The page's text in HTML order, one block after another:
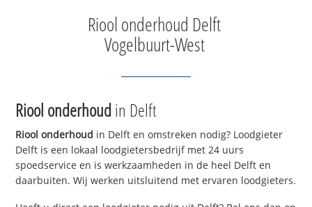
Riool onderhoud Delft
Vogelbuurt-West
Riool onderhoudin Delft
Riool onderhoud in Delft en omstreken nodig? Loodgieter
Delft is een lokaal loodgietersbedrijf met 24 uurs
spoedservice en is werkzaamheden in de heel Delft en
daarbuiten. Wij werken uitsluitend met ervaren loodgieters.